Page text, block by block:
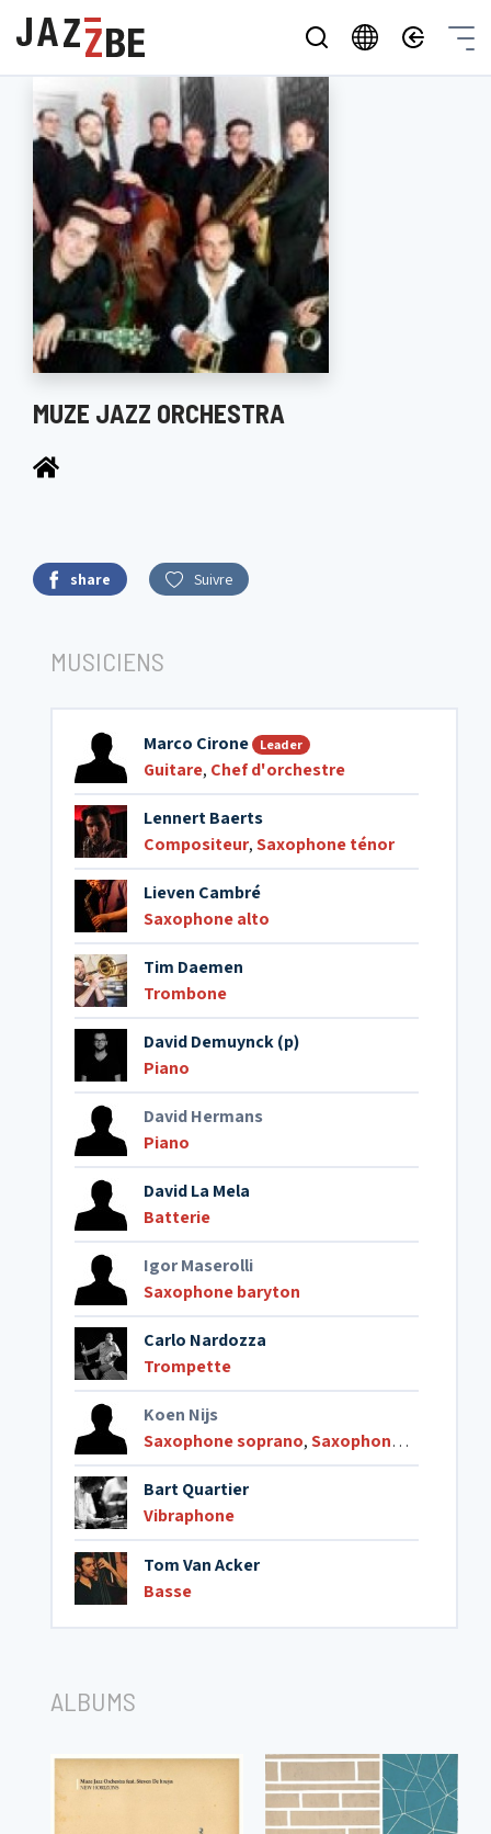
MUZE JAZZ ORCHESTRA
share Suivre
MUSICIENS
Marco Cirone Leader
Guitare, Chef d'orchestre
Lennert Baerts
Compositeur,Saxophone ténor
Lieven Cambré
Saxophone alto
Tim Daemen
Trombone
David Demuynck (p)
Piano
David Hermans
Piano
David La Mela
Batterie
Igor Maserolli
Saxophone baryton
Carlo Nardozza
Trompette
Koen Nijs
Saxophone soprano,Saxophone ténor
Bart Quartier
Vibraphone
Tom Van Acker
Basse
ALBUMS